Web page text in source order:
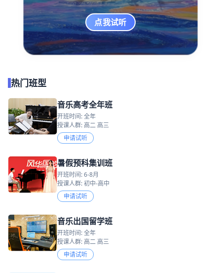
点我试听
热门班型
音乐高考全年班
开班时间: 全年
授课人群: 高二 高三
申请试听
暑假预科集训班
开班时间: 6-8月
授课人群: 初中-高中
申请试听
音乐出国留学班
开班时间: 全年
授课人群: 高二 高三
申请试听